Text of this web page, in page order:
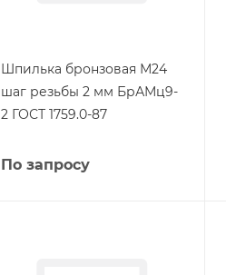
Шпилька бронзовая М24
шаг резьбы 2 мм БрАМц9-
2 ГОСТ 1759.0-87
По запросу